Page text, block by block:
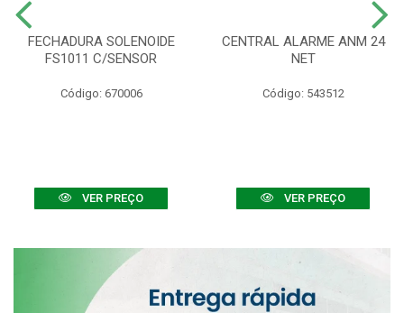
FECHADURA SOLENOIDE
FS1011 C/SENSOR
Código: 670006
VER PREÇO
CENTRAL ALARME ANM 24
NET
Código: 543512
VER PREÇO